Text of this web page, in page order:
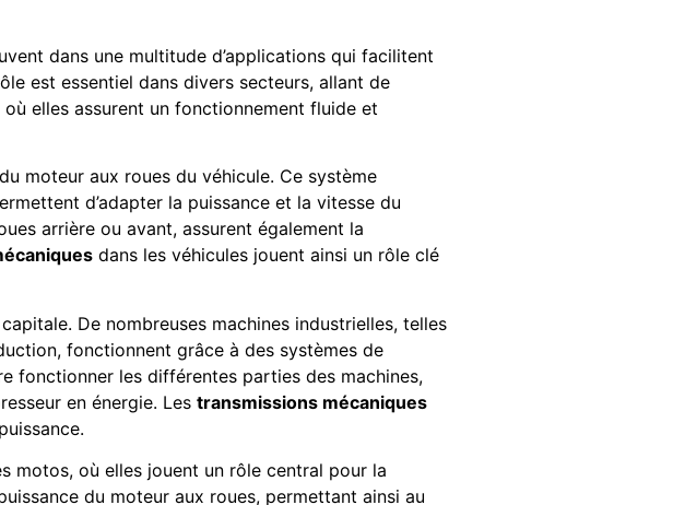
dans une multitude d’applications qui facilitent
est essentiel dans divers secteurs, allant de
elles assurent un fonctionnement fluide et
moteur aux roues du véhicule. Ce système
d’adapter la puissance et la vitesse du
arrière ou avant, assurent également la
dans les véhicules jouent ainsi un rôle clé
De nombreuses machines industrielles, telles
fonctionnent grâce à des systèmes de
fonctionner les différentes parties des machines,
en énergie. Les transmissions mécaniques
motos, où elles jouent un rôle central pour la
du moteur aux roues, permettant ainsi au